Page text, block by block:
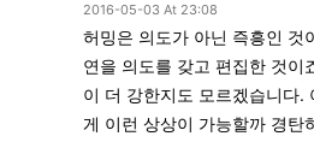
2016-05-03 At 23:08
허밍은 의도가 아닌 즉흥인 것
연을 의도를 갖고 편집한 것이
이 더 강한지도 모르겠습니다.
게 이런 상상이 가능할까 경탄